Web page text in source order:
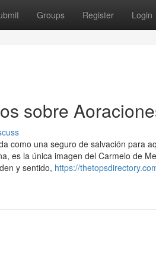
Groups Register Login
sobre
como una seguro de salvación para
es la única imagen del Carmelo de
y sentido, https://